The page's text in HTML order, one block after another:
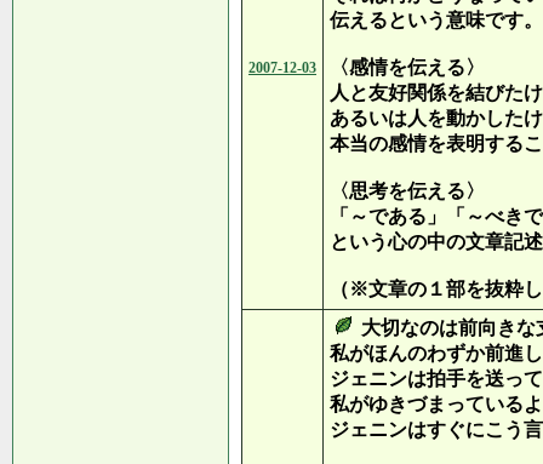
2007-12-03
伝えるという意味です。
〈感情を伝える〉
人と友好関係を結びた
あるいは人を動かした
本当の感情を表明する
〈思考を伝える〉
「～である」「～べき
という心の中の文章記
（※文章の１部を抜粋
大切なのは前向きな
私がほんのわずか前進
ジェニンは拍手を送っ
私がゆきづまっている
ジェニンはすぐにこう